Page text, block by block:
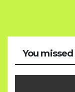
You missed